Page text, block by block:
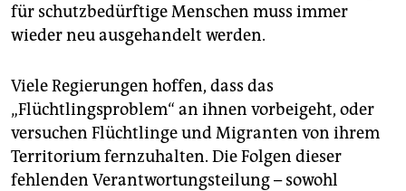
für schutzbedürftige Menschen muss immer
wieder neu ausgehandelt werden.
Viele Regierungen hoffen, dass das
„Flüchtlingsproblem“ an ihnen vorbeigeht, oder
versuchen Flüchtlinge und Migranten von ihrem
Territorium fernzuhalten. Die Folgen dieser
fehlenden Verantwortungsteilung – sowohl